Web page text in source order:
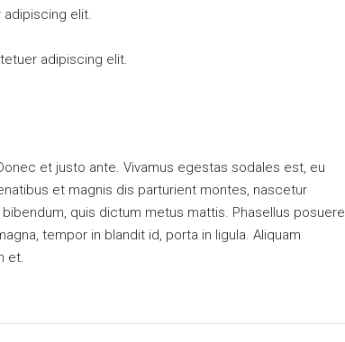
elit.
adipiscing elit.
et justo ante. Vivamus egestas sodales est, eu
et magnis dis parturient montes, nascetur
quis dictum metus mattis. Phasellus posuere
tempor in blandit id, porta in ligula. Aliquam
et.